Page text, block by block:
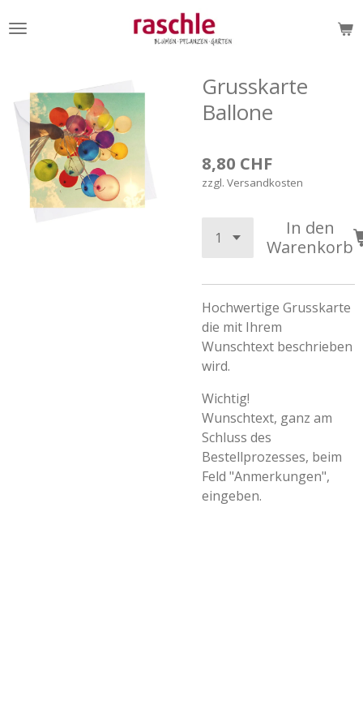
Hauptinhalt
Grusskarte
Ballone
8,80 CHF
zzgl. Versandkosten
In den
Warenkorb
Hochwertige Grusskarte
die mit Ihrem
Wunschtext beschrieben
wird.
Wichtig!
Wunschtext, ganz am
Schluss des
Bestellprozesses, beim
Feld "Anmerkungen",
eingeben.